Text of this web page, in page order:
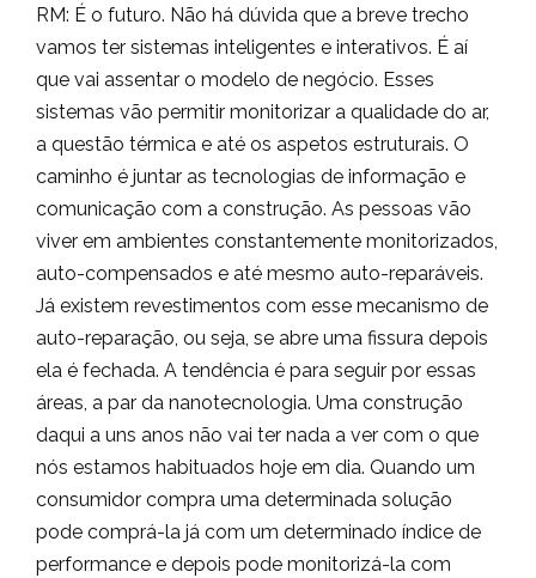
RM: É o futuro. Não há dúvida que a breve trecho
vamos ter sistemas inteligentes e interativos. É aí
que vai assentar o modelo de negócio. Esses
sistemas vão permitir monitorizar a qualidade do ar,
a questão térmica e até os aspetos estruturais. O
caminho é juntar as tecnologias de informação e
comunicação com a construção. As pessoas vão
viver em ambientes constantemente monitorizados,
auto-compensados e até mesmo auto-reparáveis.
Já existem revestimentos com esse mecanismo de
auto-reparação, ou seja, se abre uma fissura depois
ela é fechada. A tendência é para seguir por essas
áreas, a par da nanotecnologia. Uma construção
daqui a uns anos não vai ter nada a ver com o que
nós estamos habituados hoje em dia. Quando um
consumidor compra uma determinada solução
pode comprá-la já com um determinado índice de
performance e depois pode monitorizá-la com